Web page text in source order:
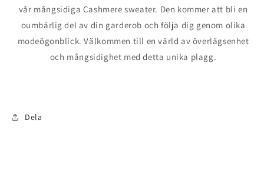
vår mångsidiga Cashmere sweater. Den kommer att bli en
oumbärlig del av din garderob och följa dig genom olika
modeögonblick. Välkommen till en värld av överlägsenhet
och mångsidighet med detta unika plagg.
Dela